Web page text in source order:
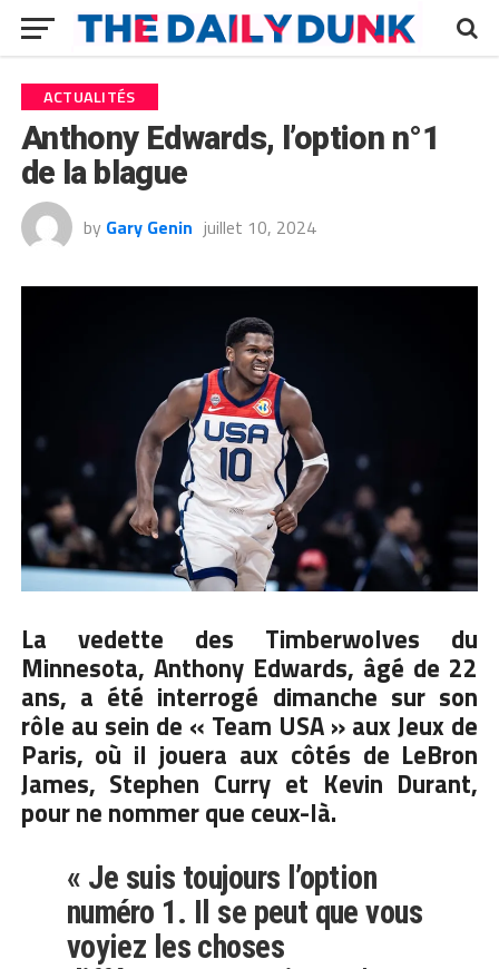
ACTUALITÉS
Anthony Edwards, l’option n°1
de la blague
by Gary Genin juillet 10, 2024
La vedette des Timberwolves du
Minnesota, Anthony Edwards, âgé de 22
ans, a été interrogé dimanche sur son
rôle au sein de « Team USA » aux Jeux de
Paris, où il jouera aux côtés de LeBron
James, Stephen Curry et Kevin Durant,
pour ne nommer que ceux-là.
« Je suis toujours l’option
numéro 1. Il se peut que vous
voyiez les choses